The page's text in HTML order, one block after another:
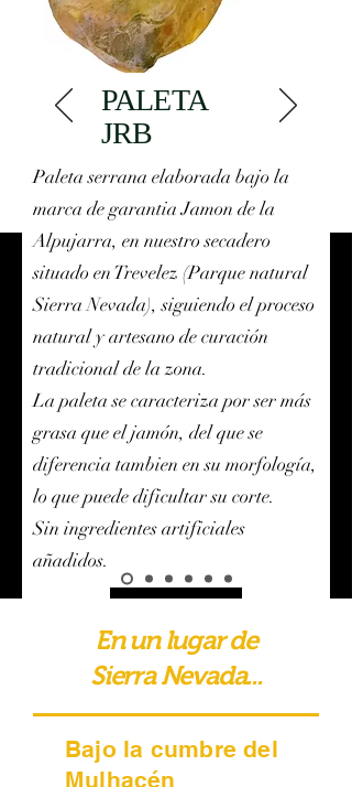
PALETA
JRB
Paleta serrana elaborada bajo la
marca de garantia Jamon de la
Alpujarra, en nuestro secadero
situado en Trevelez (Parque natural
Sierra Nevada), siguiendo el proceso
natural y artesano de curación
tradicional de la zona.
La paleta se caracteriza por ser más
grasa que el jamón, del que se
diferencia tambien en su morfología,
lo que puede dificultar su corte.
Sin ingredientes artificiales
añadidos.
En un lugar de
Sierra Nevada...
Bajo la cumbre del
Mulhacén